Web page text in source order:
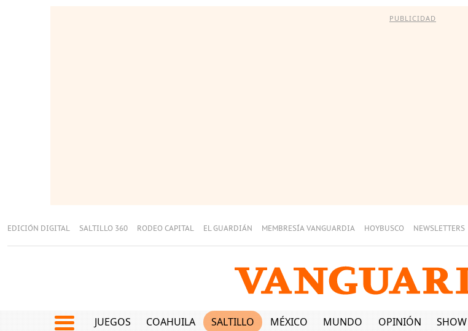
PUBLICIDAD
EDICIÓN DIGITAL SALTILLO 360 RODEO CAPITAL EL GUARDIÁN MEMBRESÍA VANGUARDIA HOYBUSCO NEWSLETTERS
JUEGOS COAHUILA SALTILLO MÉXICO MUNDO OPINIÓN SHOW